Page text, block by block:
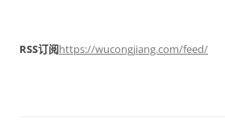
RSS订阅https://wucongjiang.com/feed/